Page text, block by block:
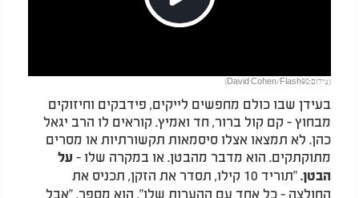
Play
Video
(צילום:David Cohen/Flash90)
בעידן שבו כולם מחפשים לייקים, פידבקים וחיזוקים
מבחוץ - קם קול ברור, חד ואמיץ. קוראים לו הרב יגאל
כהן. לא תמצאו אצלו סיסמאות תקשורתיות או מסרים
מתוקתקים. הוא מדבר מהבטן. או במקרה שלו - על
הבטן.
"תוריד 10 קילו, תסדר את הזקן, תכניס את
החולצה - כל אחד עם ההערות שלו", הוא מספר. "אבל